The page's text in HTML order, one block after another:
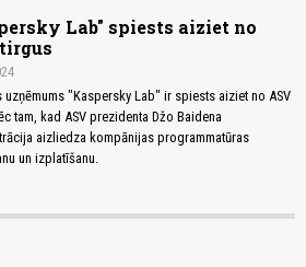
Lab" spiests aiziet no
uzņēmums "Kaspersky Lab" ir spiests aiziet no ASV
tam, kad ASV prezidenta Džo Baidena
aizliedza kompānijas programmatūras
un izplatīšanu.